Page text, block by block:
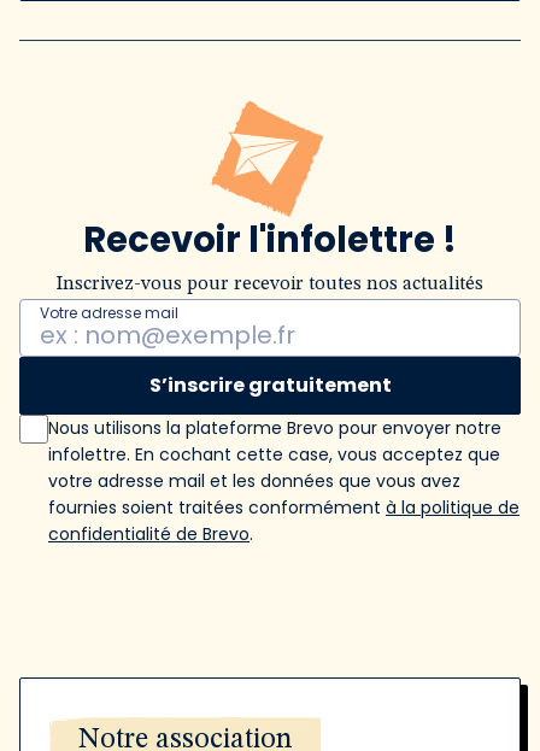
Recevoir l'infolettre !
Inscrivez-vous pour recevoir toutes nos actualités
Votre adresse mail
S’inscrire gratuitement
Nous utilisons la plateforme Brevo pour envoyer notre
infolettre. En cochant cette case, vous acceptez que
votre adresse mail et les données que vous avez
fournies soient traitées conformément à la politique de
confidentialité de Brevo.
Notre association